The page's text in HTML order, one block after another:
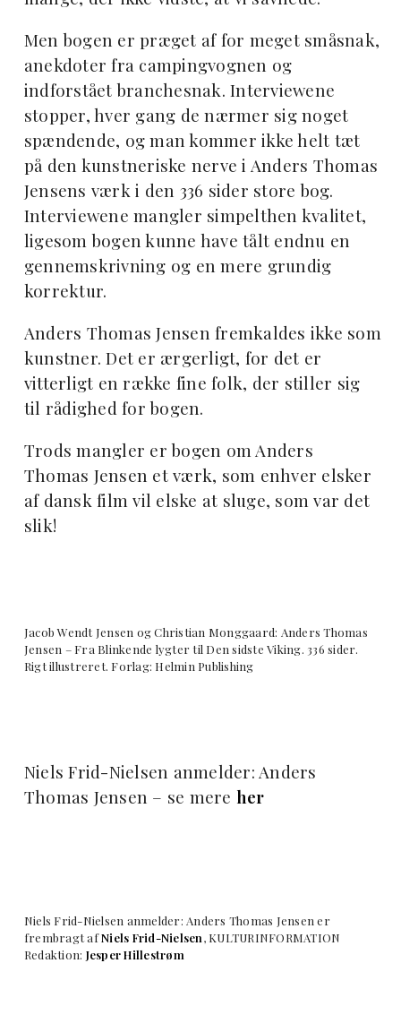
Men bogen er præget af for meget småsnak,
anekdoter fra campingvognen og
indforstået branchesnak. Interviewene
stopper, hver gang de nærmer sig noget
spændende, og man kommer ikke helt tæt
på den kunstneriske nerve i Anders Thomas
Jensens værk i den 336 sider store bog.
Interviewene mangler simpelthen kvalitet,
ligesom bogen kunne have tålt endnu en
gennemskrivning og en mere grundig
korrektur.
Anders Thomas Jensen fremkaldes ikke som
kunstner. Det er ærgerligt, for det er
vitterligt en række fine folk, der stiller sig
til rådighed for bogen.
Trods mangler er bogen om Anders
Thomas Jensen et værk, som enhver elsker
af dansk film vil elske at sluge, som var det
slik!
Jacob Wendt Jensen og Christian Monggaard: Anders Thomas
Jensen – Fra Blinkende lygter til Den sidste Viking. 336 sider.
Rigt illustreret. Forlag: Helmin Publishing
Niels Frid-Nielsen anmelder: Anders
Thomas Jensen – se mere her
Niels Frid-Nielsen anmelder: Anders Thomas Jensen er
frembragt afNiels Frid-Nielsen, KULTURINFORMATION
Redaktion: Jesper Hillestrøm